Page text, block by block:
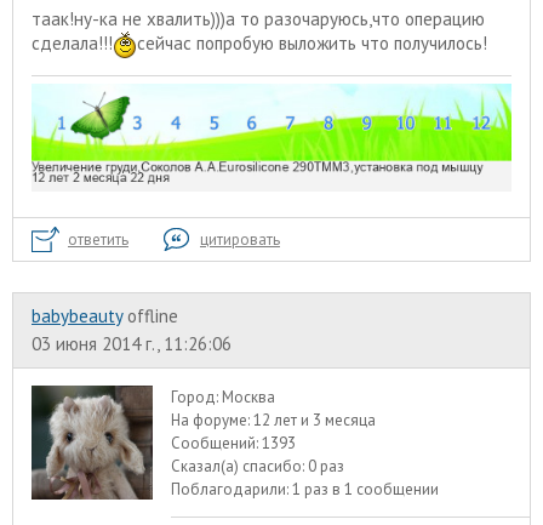
таак!ну-ка не хвалить)))а то разочаруюсь,что операцию
сделала!!!
сейчас попробую выложить что получилось!
ответить цитировать
babybeauty offline
03 июня 2014 г., 11:26:06
Город: Москва
На форуме:12 лет и 3 месяца
Сообщений:1393
Сказал(а) спасибо: 0 раз
Поблагодарили:1 раз в 1 сообщении